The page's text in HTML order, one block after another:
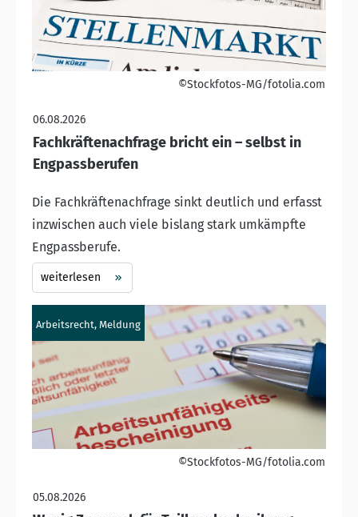
©Stockfotos-MG/fotolia.com
06.08.2026
Fachkräftenachfrage bricht ein – selbst in
Engpassberufen
Die Fachkräftenachfrage sinkt deutlich und erfasst
inzwischen auch viele bislang stark umkämpfte
Engpassberufe.
weiterlesen
Arbeitsrecht, Meldung
©Stockfotos-MG/fotolia.com
05.08.2026